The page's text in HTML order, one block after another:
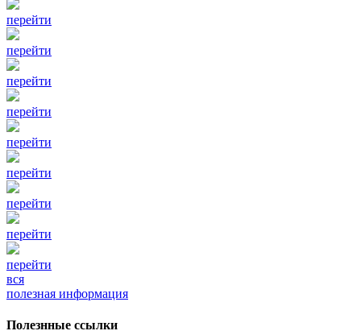
перейти
перейти
перейти
перейти
перейти
перейти
перейти
перейти
перейти
вся
полезная информация
Полезнные ссылки